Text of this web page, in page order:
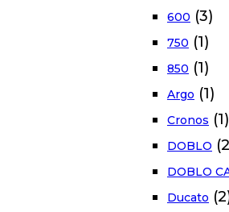
600 (3)
750 (1)
850 (1)
Argo (1)
Cronos (1)
DOBLO
DOBLO
Ducato